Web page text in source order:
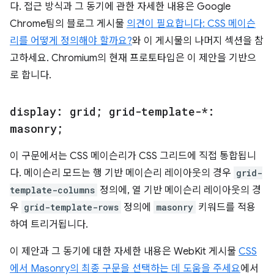
다. 접근 방식과 그 동기에 관한 자세한 내용은 Google
Chrome팀의 블로그 게시물 의견이 필요합니다: CSS 메이슨
리를 어떻게 정의해야 할까요?와 이 게시물의 나머지 섹션을 참
고하세요. Chromium의 현재 프로토타입은 이 제안을 기반으
로 합니다.
display: grid; grid-template-*:
masonry;
이 구문에서는 CSS 메이슨리가 CSS 그리드에 직접 통합됩니
다. 메이슨리 모드는 행 기반 메이슨리 레이아웃의 경우 grid-
template-columns 정의에, 열 기반 메이슨리 레이아웃의 경
우 grid-template-rows 정의에 masonry 키워드를 적용
하여 트리거됩니다.
이 제안과 그 동기에 대한 자세한 내용은 WebKit 게시물 CSS
에서 Masonry의 최종 구문을 선택하는 데 도움을 주세요에서